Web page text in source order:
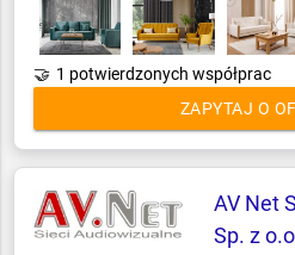
Usługi dla firm
Wentylacja i klimatyzacja
Wyposażenie gastronomii
Wyposażenie łazienek
🤝 1 potwierdzonych współprac
ZAPYTAJ O
AV Net
Sp. z